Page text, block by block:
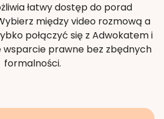
łatwy dostęp do porad
między video rozmową a
połączyć się z Adwokatem i
wsparcie prawne bez zbędnych
formalności.